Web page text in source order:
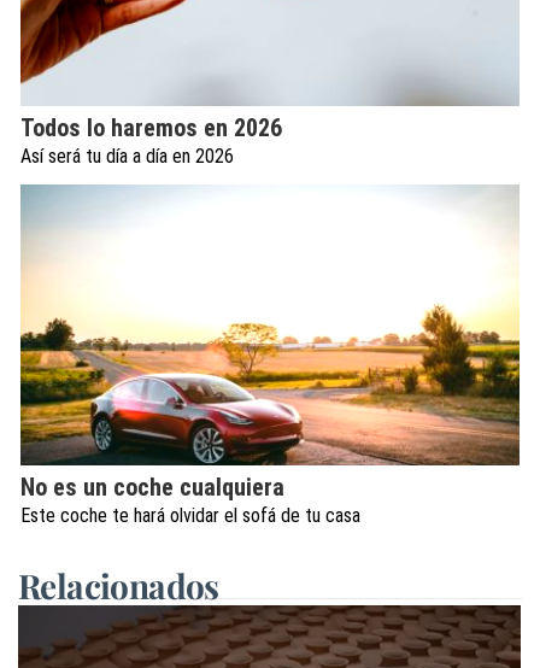
Todos lo haremos en 2026
Así será tu día a día en 2026
No es un coche cualquiera
Este coche te hará olvidar el sofá de tu casa
Relacionados